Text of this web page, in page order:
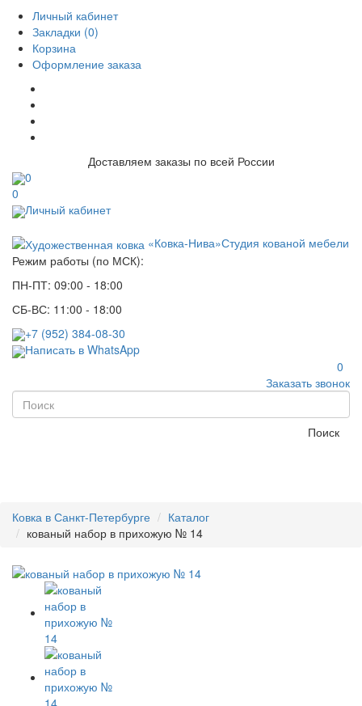
Личный кабинет
Закладки (0)
Корзина
Оформление заказа
Доставляем заказы по всей России
0
0
Личный кабинет
«Ковка-Нива»Студия кованой мебели
Режим работы (по МСК):
ПН-ПТ: 09:00 - 18:00
СБ-ВС: 11:00 - 18:00
+7 (952) 384-08-30
Написать в WhatsApp
0
Заказать звонок
Поиск
Ковка в Санкт-Петербурге
Каталог
кованый набор в прихожую № 14